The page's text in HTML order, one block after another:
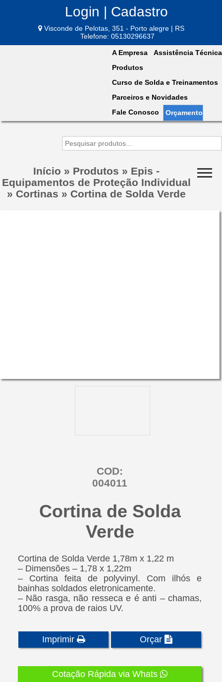
Login | Cadastro
Visconde de Pelotas, 351 - Porto alegre | RS
Telefone: 05130296637
A Empresa
Assistência Técnica
Produtos
Curso de Solda e Treinamentos
Parceiros e Novidades
Fale Conosco
Orçamento
Início » Produtos » Epis -
Equipamentos de Proteção Individual
» Cortinas » Cortina de Solda Verde
COD:
004011
Cortina de Solda
Verde
Cortina de Solda Verde 1,78m x 1,22 m
– Dimensões – 1,78 x 1,22m
– Cortina feita de polyvinyl. Com ilhós e
bainhas soldados eletronicamente.
– Não rasga, não resseca e é anti – chamas,
100% a prova de raios UV.
Imprimir Orçar
Cotação Rápida via Whats